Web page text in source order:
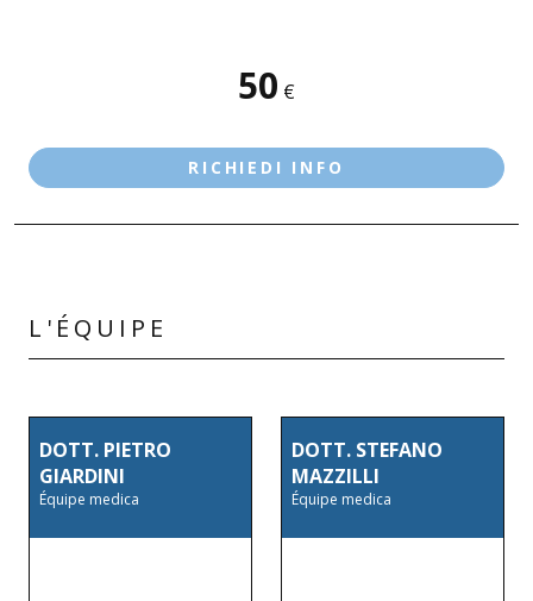
50 €
RICHIEDI INFO
L'ÉQUIPE
DOTT. PIETRO
GIARDINI
Équipe medica
DOTT. STEFANO
MAZZILLI
Équipe medica